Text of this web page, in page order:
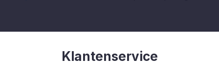
Klantenservice